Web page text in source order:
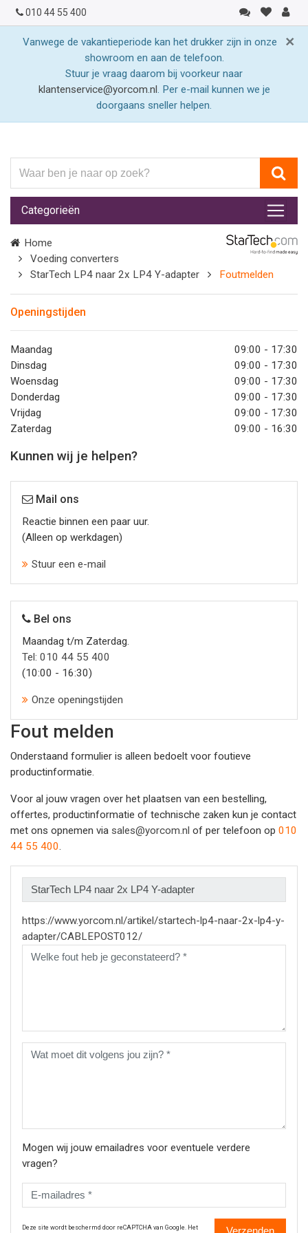
010 44 55 400
×
Vanwege de vakantieperiode kan het drukker zijn in onze
showroom en aan de telefoon.
Stuur je vraag daarom bij voorkeur naar
klantenservice@yorcom.nl. Per e-mail kunnen we je
doorgaans sneller helpen.
ben
je
naar
op
zoek?
Categorieën
Home
Voeding converters
StarTech LP4 naar 2x LP4 Y-adapter
Foutmelden
Openingstijden
Maandag
09:00 - 17:30
Dinsdag
09:00 - 17:30
Woensdag
09:00 - 17:30
Donderdag
09:00 - 17:30
Vrijdag
09:00 - 17:30
Zaterdag
09:00 - 16:30
Kunnen wij je helpen?
Mail ons
Reactie binnen een paar uur.
(Alleen op werkdagen)
Stuur een e-mail
Bel ons
Maandag t/m Zaterdag.
Tel: 010 44 55 400
(10:00 - 16:30)
Onze openingstijden
Fout melden
Onderstaand formulier is alleen bedoelt voor foutieve
productinformatie.
Voor al jouw vragen over het plaatsen van een bestelling,
offertes, productinformatie of technische zaken kun je contact
met ons opnemen via sales@yorcom.nl of per telefoon op 010
44 55 400.
https://www.yorcom.nl/artikel/startech-lp4-naar-2x-lp4-y-
adapter/CABLEPOST012/
Mogen wij jouw emailadres voor eventuele verdere
vragen?
Deze site wordt beschermd door reCAPTCHA van Google. Het